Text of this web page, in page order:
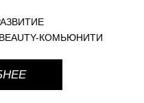
КОМЬЮНИТИ